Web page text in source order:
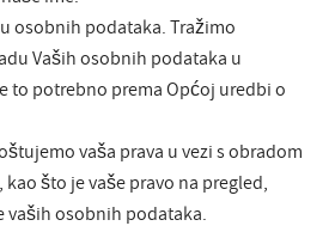
osobnih podataka. Tražimo
Vaših osobnih podataka u
to potrebno prema Općoj uredbi o
vaša prava u vezi s obradom
što je vaše pravo na pregled,
vaših osobnih podataka.